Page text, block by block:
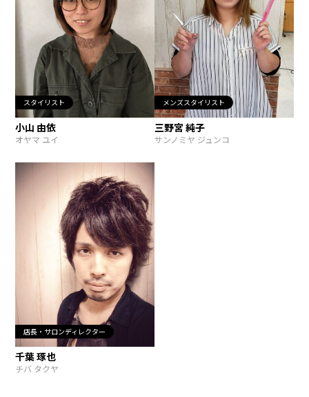
スタイリスト
小山 由依
オヤマ ユイ
メンズスタイリスト
三野宮 純子
サンノミヤ ジュンコ
店長・サロンディレクター
千葉 琢也
チバ タクヤ